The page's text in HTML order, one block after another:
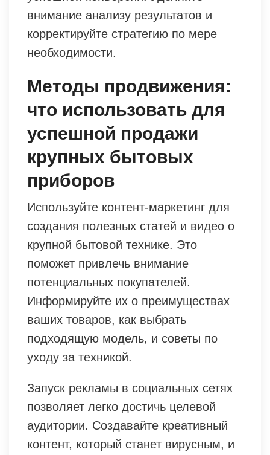
внимание анализу результатов и
корректируйте стратегию по мере
необходимости.
Методы продвижения:
что использовать для
успешной продажи
крупных бытовых
приборов
Используйте контент-маркетинг для
создания полезных статей и видео о
крупной бытовой технике. Это
поможет привлечь внимание
потенциальных покупателей.
Информируйте их о преимуществах
ваших товаров, как выбрать
подходящую модель, и советы по
уходу за техникой.
Запуск рекламы в социальных сетях
позволяет легко достичь целевой
аудитории. Создавайте креативный
контент, который станет вирусным, и